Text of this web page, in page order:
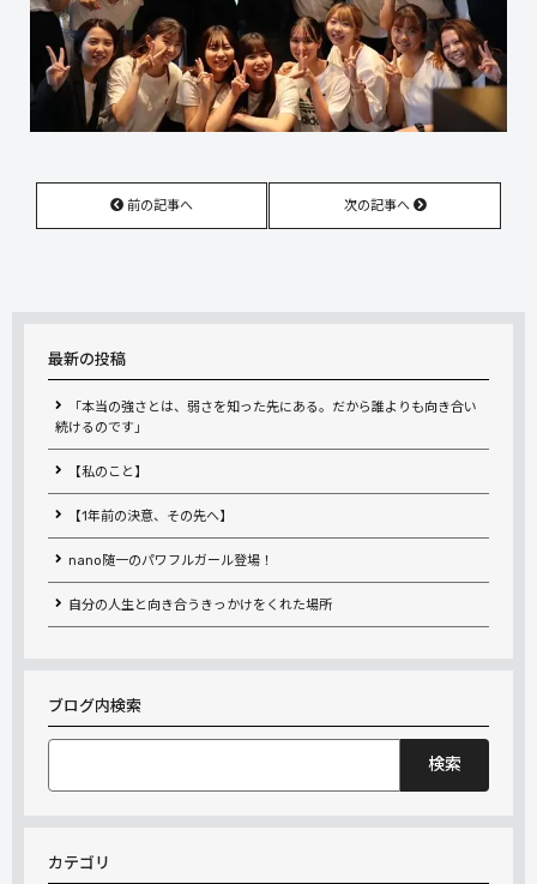
前の記事へ 次の記事へ
最新の投稿
「本当の強さとは、弱さを知った先にある。だから誰よりも向き合い
続けるのです」
【私のこと】
【1年前の決意、その先へ】
nano随一のパワフルガール登場！
自分の人生と向き合うきっかけをくれた場所
ブログ内検索
索:
カテゴリ